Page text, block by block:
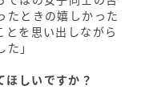
たときの嬉しかった
とを思い出しながら
」
しいですか？